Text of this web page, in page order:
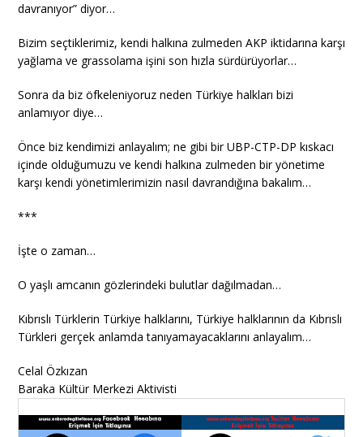
davranıyor” diyor…
Bizim seçtiklerimiz, kendi halkına zulmeden AKP iktidarına karşı
yağlama ve grassolama işini son hızla sürdürüyorlar…
Sonra da biz öfkeleniyoruz neden Türkiye halkları bizi
anlamıyor diye…
Önce biz kendimizi anlayalım; ne gibi bir UBP-CTP-DP kıskacı
içinde olduğumuzu ve kendi halkına zulmeden bir yönetime
karşı kendi yönetimlerimizin nasıl davrandığına bakalım…
***
İşte o zaman…
O yaşlı amcanın gözlerindeki bulutlar dağılmadan…
Kıbrıslı Türklerin Türkiye halklarını, Türkiye halklarının da Kıbrıslı
Türkleri gerçek anlamda tanıyamayacaklarını anlayalım…
Celal Özkızan
Baraka Kültür Merkezi Aktivisti